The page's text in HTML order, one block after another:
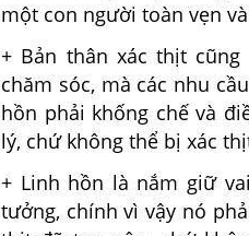
một con người toàn vẹn
+ Bản thân xác thịt
chăm sóc, mà các nhu
hồn phải khống chế và
lý, chứ không thể bị xác
+ Linh hồn là nắm giữ
tưởng, chính vì vậy nó